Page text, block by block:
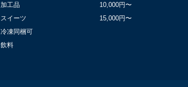
加工品
スイーツ
冷凍同梱可
飲料
10,000円〜
15,000円〜